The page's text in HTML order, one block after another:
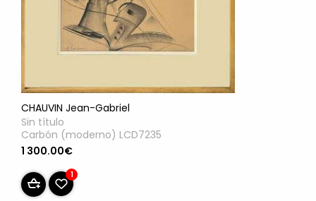
CHAUVIN Jean-Gabriel
Sin título
Carbón (moderno) LCD7235
1 300.00€
1